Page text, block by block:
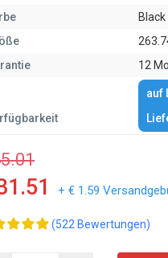
Black
12
auf
+ € 1.59
(522 Bewertungen)